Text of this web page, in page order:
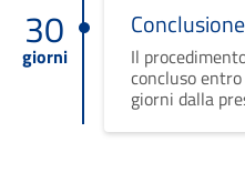
30
giorni Il
concluso
giorni dalla